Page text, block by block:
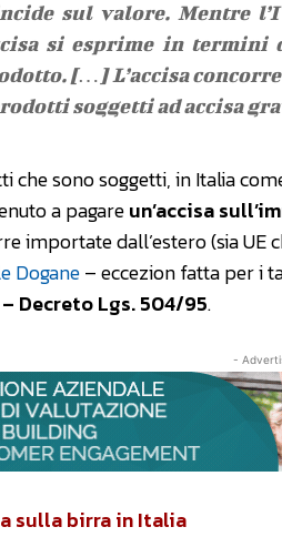
sul valore. Mentre
si esprime in
[…] L’accisa
soggetti ad accisa
che sono soggetti, in Italia
a pagareun’accisa
importate dall’estero (sia UE
Dogane– eccezion fatta per i
Decreto Lgs. 504/95.
-
sulla birra in Italia